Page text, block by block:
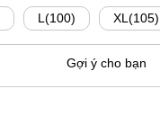
L(100) XL(105)
Gợi ý cho bạn